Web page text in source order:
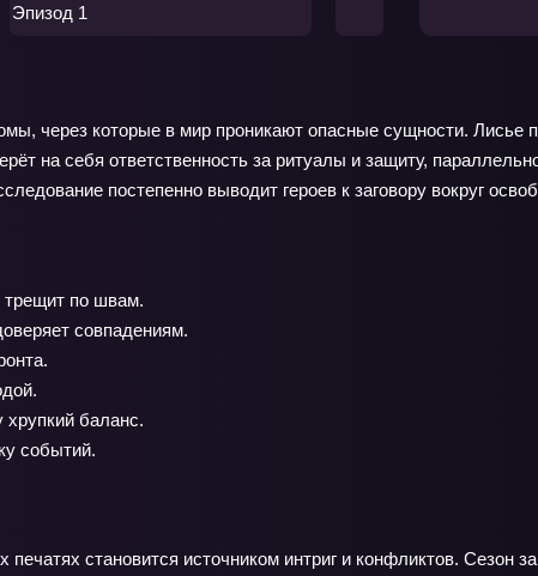
Эпизод 1
через которые в мир проникают опасные сущности. Лисье
на себя ответственность за ритуалы и защиту,
постепенно выводит героев к заговору вокруг
трещит по швам.
совпадениям.
баланс.
событий.
становится источником интриг и конфликтов. Сезон